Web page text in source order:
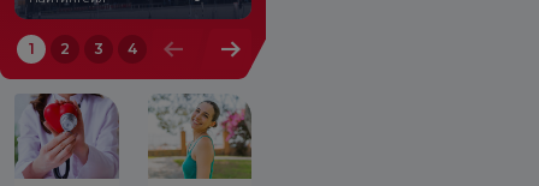
1 2 3 4